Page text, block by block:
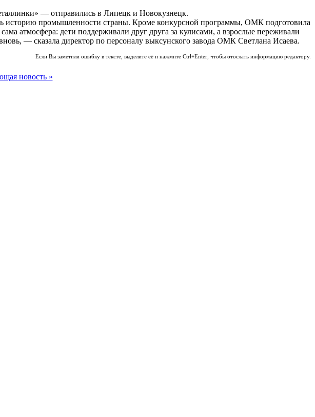
— отправились в Липецк и Новокузнецк.
историю промышленности страны. Кроме конкурсной программы, ОМК подготовила
атмосфера: дети поддерживали друг друга за кулисами, а взрослые переживали
— сказала директор по персоналу выксунского завода ОМК Светлана Исаева.
Если Вы заметили ошибку в тексте, выделите её и нажмите Ctrl+Enter, чтобы отослать информацию редактору.
новость »